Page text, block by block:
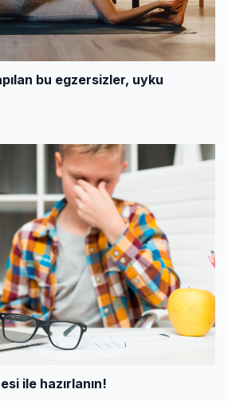
bu egzersizler, uyku
ile hazırlanın!